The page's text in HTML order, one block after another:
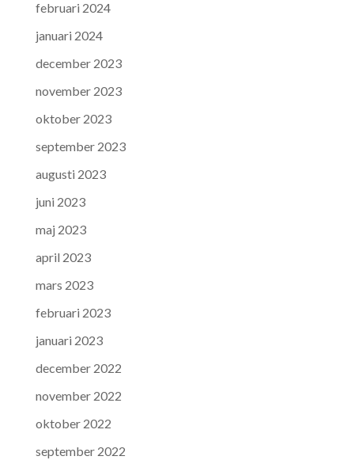
februari 2024
januari 2024
december 2023
november 2023
oktober 2023
september 2023
augusti 2023
juni 2023
maj 2023
april 2023
mars 2023
februari 2023
januari 2023
december 2022
november 2022
oktober 2022
september 2022